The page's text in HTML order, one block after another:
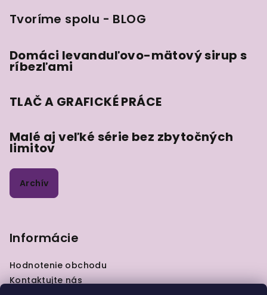
Tvoríme spolu - BLOG
Domáci levanduľovo-mätový sirup s
ríbezľami
TLAČ A GRAFICKÉ PRÁCE
Malé aj veľké série bez zbytočných
limitov
Archív
Informácie
Hodnotenie obchodu
Kontaktujte nás